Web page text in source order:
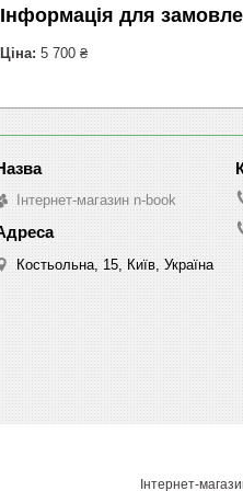
Інформація для
Ціна: 5 700 ₴
Інтернет-магазин n-book
Костьольна, 15, Київ, Україна